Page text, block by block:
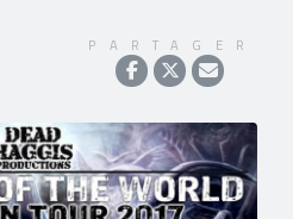
PARTAGER